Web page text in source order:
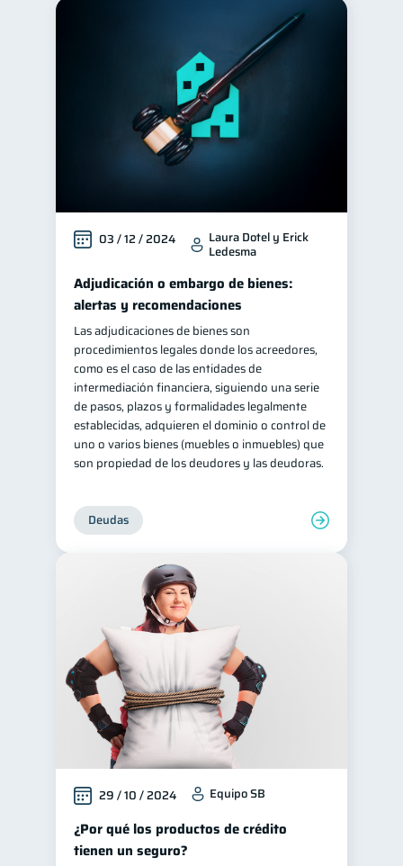
03 / 12 / 2024 Laura Dotel y Erick
Ledesma
Adjudicación o embargo de bienes:
alertas y recomendaciones
Las adjudicaciones de bienes son
procedimientos legales donde los acreedores,
como es el caso de las entidades de
intermediación financiera, siguiendo una serie
de pasos, plazos y formalidades legalmente
establecidas, adquieren el dominio o control de
uno o varios bienes (muebles o inmuebles) que
son propiedad de los deudores y las deudoras.
Deudas
29 / 10 / 2024 Equipo SB
¿Por qué los productos de crédito
tienen un seguro?